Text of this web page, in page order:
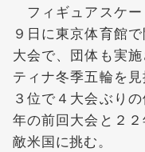
フィギュアスケー
９日に東京体育館
大会で、団体も実
ティナ冬季五輪を
３位で４大会ぶり
年の前回大会と２
敵米国に挑む。